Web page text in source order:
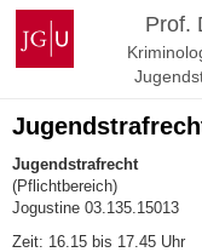
Zum
Inhalt
springen
Johannes
Gutenberg-
Universität
Prof.
Jugendstrafrecht
(Pflichtbereich)
Jogustine 03.135.15013
Zeit: 16.15 bis 17.45 Uhr